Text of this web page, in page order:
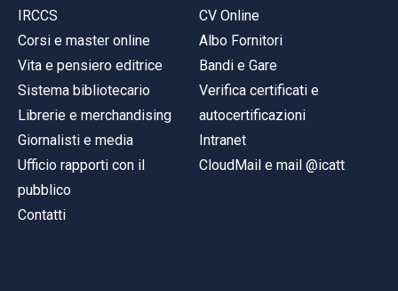
IRCCS
Corsi e master online
Vita e pensiero editrice
Sistema bibliotecario
Librerie e merchandising
Giornalisti e media
Ufficio rapporti con il
pubblico
Contatti
CV Online
Albo Fornitori
Bandi e Gare
Verifica certificati e
autocertificazioni
Intranet
CloudMail e mail @icatt